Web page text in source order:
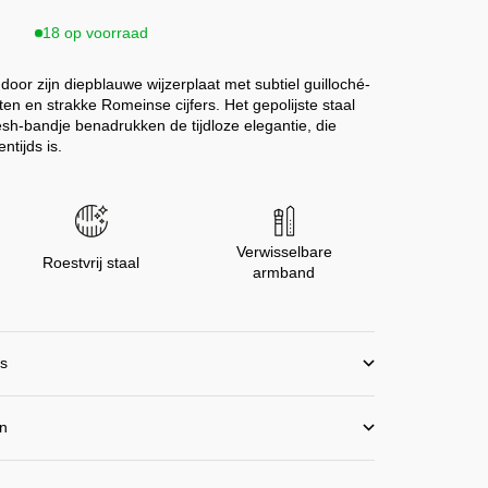
18 op voorraad
zijn diepblauwe wijzerplaat met subtiel guilloché-
en strakke Romeinse cijfers. Het gepolijste staal
bandje benadrukken de tijdloze elegantie, die
is.
Roestvrij staal
Verwisselbare
armband